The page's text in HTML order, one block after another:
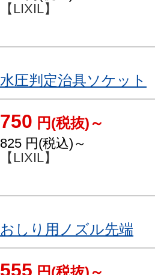
【LIXIL】
水圧判定治具ソケット
750 円(税抜)～
825 円(税込)～
【LIXIL】
おしり用ノズル先端
555 円(税抜)～